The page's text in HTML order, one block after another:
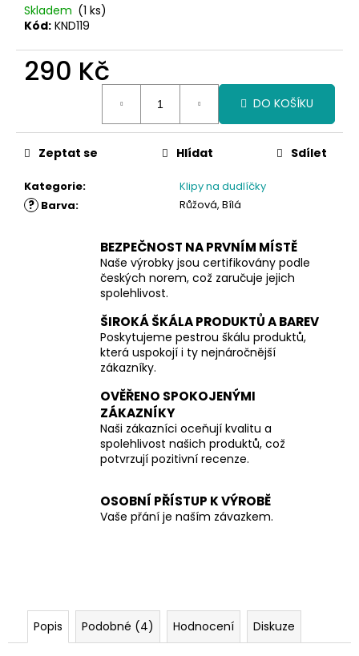
Skladem (1 ks)
Kód: KND119
290 Kč
DO KOŠÍKU
Kategorie: Klipy na dudlíčky
? Barva: Růžová, Bílá
Zeptat se Hlídat Sdílet
BEZPEČNOST NA PRVNÍM MÍSTĚ
Naše výrobky jsou certifikovány podle
českých norem, což zaručuje jejich
spolehlivost.
ŠIROKÁ ŠKÁLA PRODUKTŮ A BAREV
Poskytujeme pestrou škálu produktů,
která uspokojí i ty nejnáročnější
zákazníky.
OVĚŘENO SPOKOJENÝMI
ZÁKAZNÍKY
Naši zákazníci oceňují kvalitu a
spolehlivost našich produktů, což
potvrzují pozitivní recenze.
OSOBNÍ PŘÍSTUP K VÝROBĚ
Vaše přání je naším závazkem.
Popis Podobné (4) Hodnocení Diskuze